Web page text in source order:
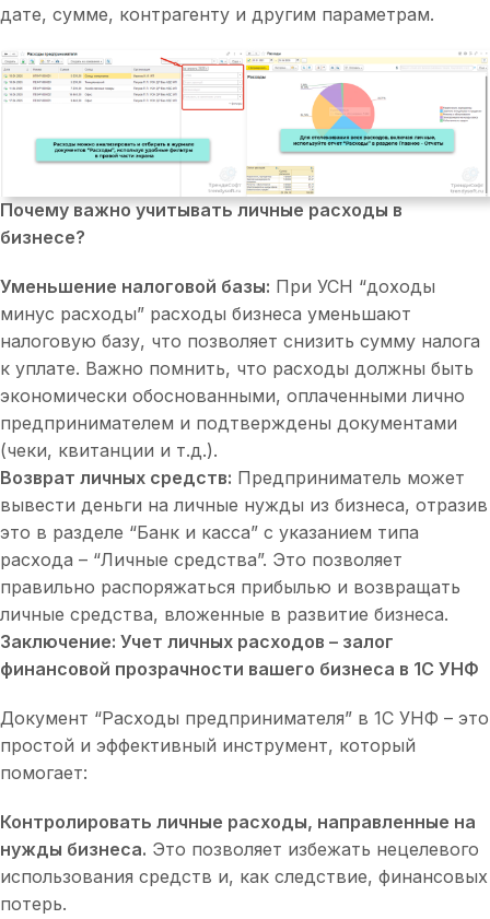
дате, сумме, контрагенту и другим параметрам.
Почему важно учитывать личные расходы в
бизнесе?
Уменьшение налоговой базы: При УСН “доходы
минус расходы” расходы бизнеса уменьшают
налоговую базу, что позволяет снизить сумму налога
к уплате. Важно помнить, что расходы должны быть
экономически обоснованными, оплаченными лично
предпринимателем и подтверждены документами
(чеки, квитанции и т.д.).
Возврат личных средств: Предприниматель может
вывести деньги на личные нужды из бизнеса, отразив
это в разделе “Банк и касса” с указанием типа
расхода – “Личные средства”. Это позволяет
правильно распоряжаться прибылью и возвращать
личные средства, вложенные в развитие бизнеса.
Заключение: Учет личных расходов – залог
финансовой прозрачности вашего бизнеса в 1С УНФ
Документ “Расходы предпринимателя” в 1С УНФ – это
простой и эффективный инструмент, который
помогает:
Контролировать личные расходы, направленные на
нужды бизнеса. Это позволяет избежать нецелевого
использования средств и, как следствие, финансовых
потерь.